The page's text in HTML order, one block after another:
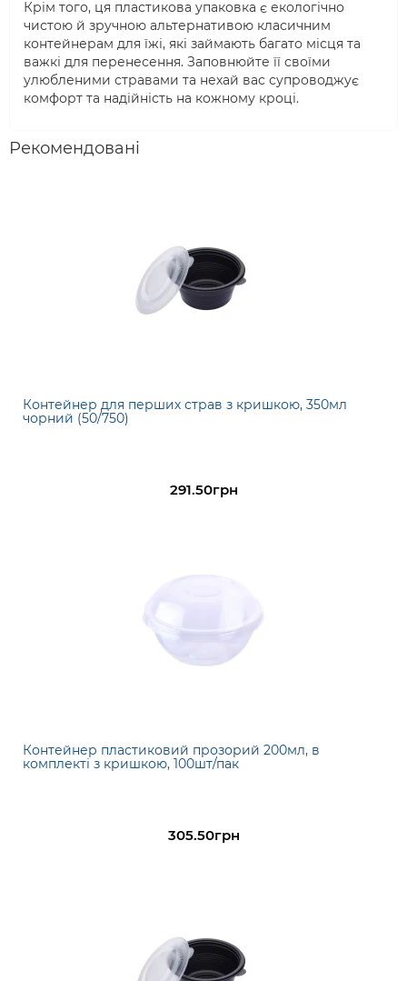
Крім того, ця пластикова упаковка є екологічно
чистою й зручною альтернативою класичним
контейнерам для їжі, які займають багато місця та
важкі для перенесення. Заповнюйте її своїми
улюбленими стравами та нехай вас супроводжує
комфорт та надійність на кожному кроці.
Рекомендовані
Контейнер для перших страв з кришкою, 350мл
чорний (50/750)
291.50грн
Контейнер пластиковий прозорий 200мл, в
комплекті з кришкою, 100шт/пак
305.50грн